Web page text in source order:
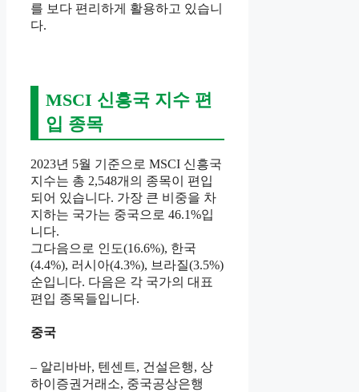
를 보다 편리하게 활용하고 있습니
다.
MSCI 신흥국 지수 편
입 종목
2023년 5월 기준으로 MSCI 신흥국
지수는 총 2,548개의 종목이 편입
되어 있습니다. 가장 큰 비중을 차
지하는 국가는 중국으로 46.1%입
니다.
그다음으로 인도(16.6%), 한국
(4.4%), 러시아(4.3%), 브라질(3.5%)
순입니다. 다음은 각 국가의 대표
편입 종목들입니다.
중국
– 알리바바, 텐센트, 건설은행, 상
하이증권거래소, 중국공상은행